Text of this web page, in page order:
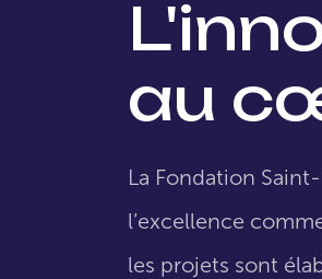
au
La Fondation
l’excellence
les projets sont